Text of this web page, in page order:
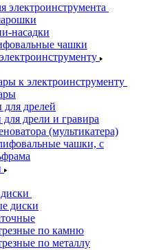
электроинструмента
насадки
чашки
к электроинструменту
дрелей
дрели и гравира
(мультикатера)
чашки, с
диски
по камню
по металлу